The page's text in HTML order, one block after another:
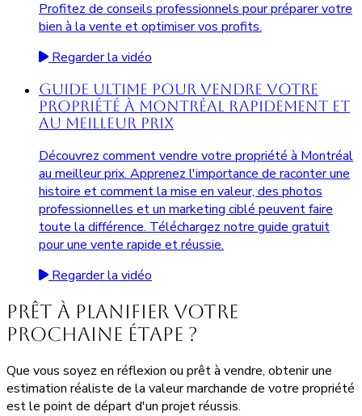
Profitez de conseils professionnels pour préparer votre
bien à la vente et optimiser vos profits.
Regarder la vidéo
Guide Ultime pour Vendre Votre
Propriété à Montréal Rapidement et
au Meilleur Prix
Découvrez comment vendre votre propriété à Montréal
au meilleur prix. Apprenez l'importance de raconter une
histoire et comment la mise en valeur, des photos
professionnelles et un marketing ciblé peuvent faire
toute la différence. Téléchargez notre guide gratuit
pour une vente rapide et réussie.
Regarder la vidéo
Prêt à planifier votre
prochaine étape ?
Que vous soyez en réflexion ou prêt à vendre, obtenir une
estimation réaliste de la valeur marchande de votre propriété
est le point de départ d'un projet réussis.